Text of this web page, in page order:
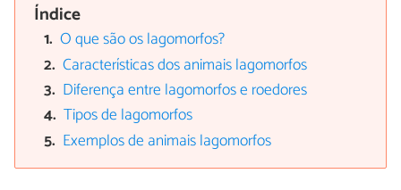
Índice
O que são os lagomorfos?
Características dos animais lagomorfos
Diferença entre lagomorfos e roedores
Tipos de lagomorfos
Exemplos de animais lagomorfos